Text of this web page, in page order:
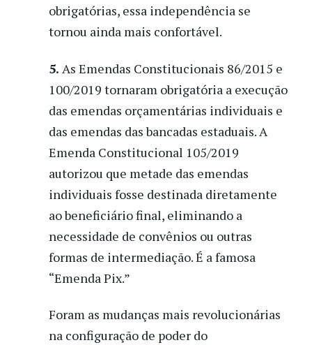
obrigatórias, essa independência se
tornou ainda mais confortável.
5. As Emendas Constitucionais 86/2015 e
100/2019 tornaram obrigatória a execução
das emendas orçamentárias individuais e
das emendas das bancadas estaduais. A
Emenda Constitucional 105/2019
autorizou que metade das emendas
individuais fosse destinada diretamente
ao beneficiário final, eliminando a
necessidade de convênios ou outras
formas de intermediação. É a famosa
“Emenda Pix.”
Foram as mudanças mais revolucionárias
na configuração de poder do